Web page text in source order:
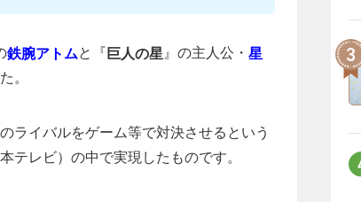
鉄腕アトムと『 巨人の星 』の主人公・ 星
。
ライバルをゲーム等で対決させるという
テレビ）の中で実現したものです。